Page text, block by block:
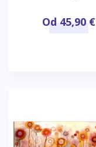
Od 45,90 €